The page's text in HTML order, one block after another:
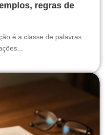
regras de
é a classe de palavras